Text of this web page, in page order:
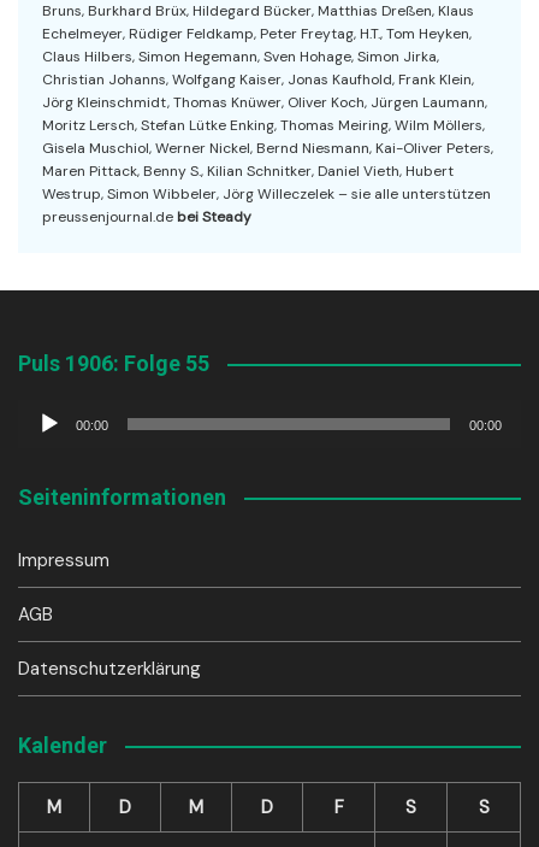
Bruns, Burkhard Brüx, Hildegard Bücker, Matthias Dreßen, Klaus
Echelmeyer, Rüdiger Feldkamp, Peter Freytag, H.T., Tom Heyken,
Claus Hilbers, Simon Hegemann, Sven Hohage, Simon Jirka,
Christian Johanns, Wolfgang Kaiser, Jonas Kaufhold, Frank Klein,
Jörg Kleinschmidt, Thomas Knüwer, Oliver Koch, Jürgen Laumann,
Moritz Lersch, Stefan Lütke Enking, Thomas Meiring, Wilm Möllers,
Gisela Muschiol, Werner Nickel, Bernd Niesmann, Kai-Oliver Peters,
Maren Pittack, Benny S., Kilian Schnitker, Daniel Vieth, Hubert
Westrup, Simon Wibbeler, Jörg Willeczelek – sie alle unterstützen
preussenjournal.de bei Steady
Puls 1906: Folge 55
Audio-
00:00 00:00
Seiteninformationen
Impressum
AGB
Datenschutzerklärung
Kalender
M D M D F S S